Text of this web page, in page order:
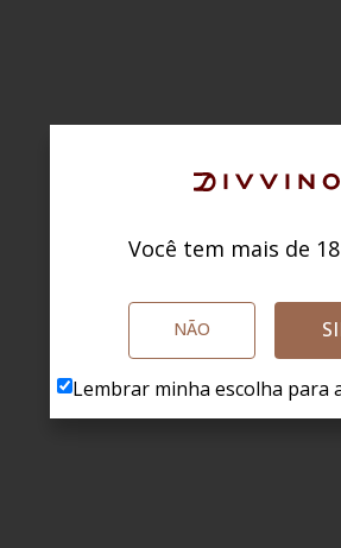
Você tem mais de
NÃO
Lembrar minha escolha para